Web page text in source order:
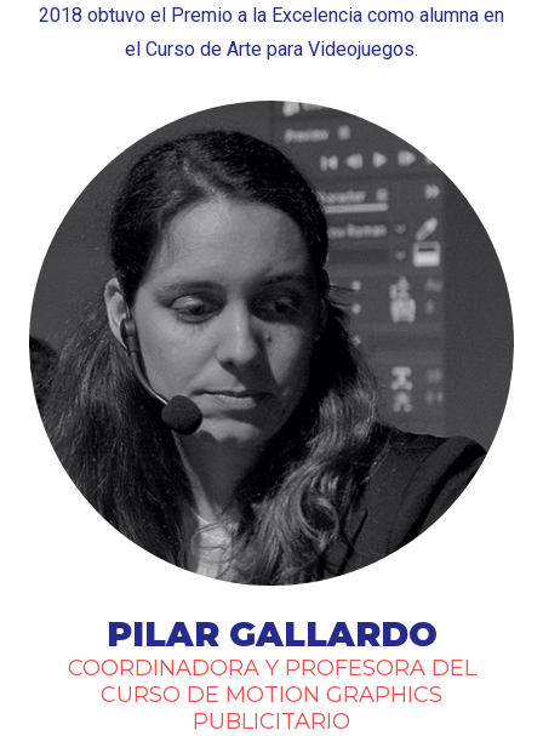
2018 obtuvo el Premio a la Excelencia como alumna en
el Curso de Arte para Videojuegos.
PILAR GALLARDO
COORDINADORA Y PROFESORA DEL
CURSO DE MOTION GRAPHICS
PUBLICITARIO